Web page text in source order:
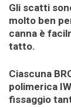
Gli scatti
molto ben
canna è
tatto.
Ciascuna
polimerica
fissaggio